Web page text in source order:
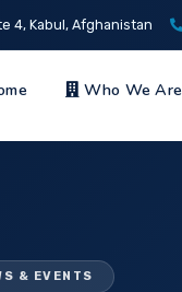
4, Kabul, Afghanistan
Who We Are
& EVENTS